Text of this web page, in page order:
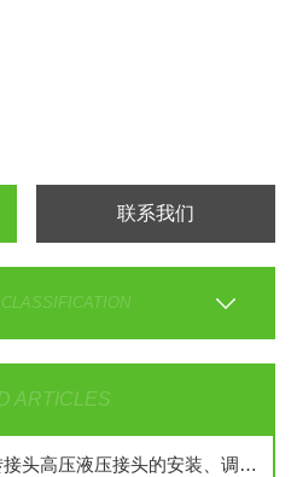
联系我们
ARTICLES
899-220-201杜博林旋转接头高压液压接头的安装、调试与维护技巧